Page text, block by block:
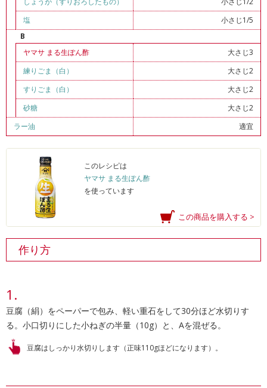
塩
小さじ1/5
B
ヤマサ まる生ぽん酢
大さじ3
練りごま（白）
大さじ2
すりごま（白）
大さじ2
砂糖
大さじ2
ラー油
適宜
このレシピは
ヤマサ まる生ぽん酢
を使っています
この商品を購入する >
作り方
豆腐（絹）をペーパーで包み、軽い重石をして30分ほど水切りす
る。小口切りにした小ねぎの半量（10g）と、Aを混ぜる。
豆腐はしっかり水切りします（正味110gほどになります）。